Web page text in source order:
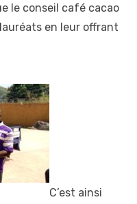
le conseil café cacao
en leur offrant
C’est ainsi